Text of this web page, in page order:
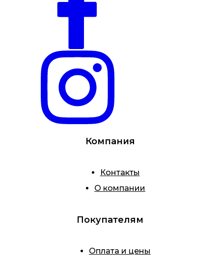
Компания
Контакты
О компании
Покупателям
Оплата и цены